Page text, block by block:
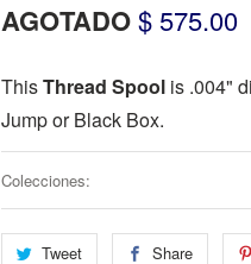
AGOTADO$ 575.00
ThisThread Spool is .004"
Jump or Black Box.
Colecciones:
Tweet Share